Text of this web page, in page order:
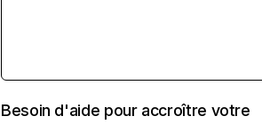
Besoin d'aide pour accroître votre